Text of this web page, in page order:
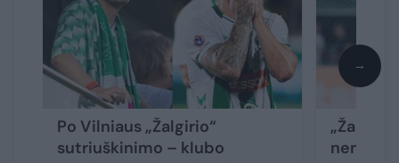
Po Vilniaus „Žalgirio“
sutriuškinimo – klubo
→